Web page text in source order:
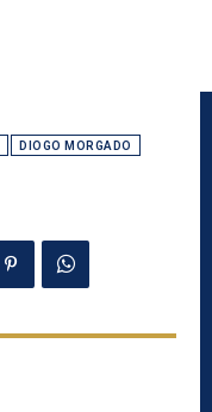
DIOGO MORGADO